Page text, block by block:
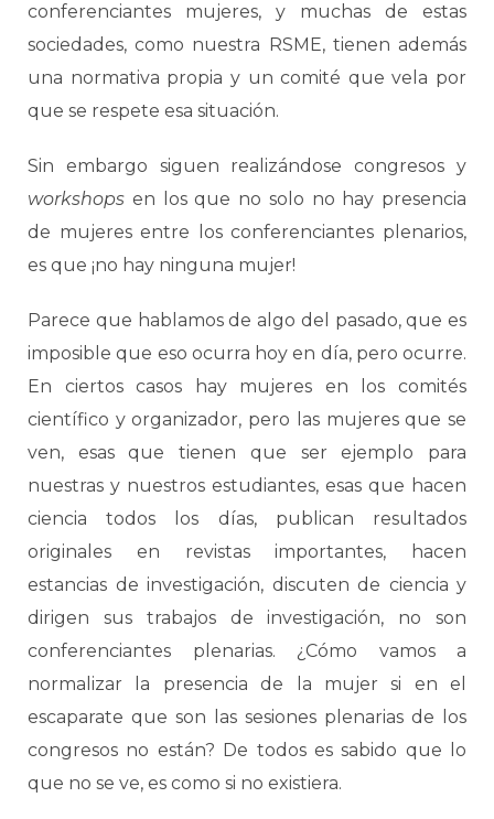
conferenciantes mujeres, y muchas de estas
sociedades, como nuestra RSME, tienen además
una normativa propia y un comité que vela por
que se respete esa situación.
Sin embargo siguen realizándose congresos y
workshops en los que no solo no hay presencia
de mujeres entre los conferenciantes plenarios,
es que ¡no hay ninguna mujer!
Parece que hablamos de algo del pasado, que es
imposible que eso ocurra hoy en día, pero ocurre.
En ciertos casos hay mujeres en los comités
científico y organizador, pero las mujeres que se
ven, esas que tienen que ser ejemplo para
nuestras y nuestros estudiantes, esas que hacen
ciencia todos los días, publican resultados
originales en revistas importantes, hacen
estancias de investigación, discuten de ciencia y
dirigen sus trabajos de investigación, no son
conferenciantes plenarias. ¿Cómo vamos a
normalizar la presencia de la mujer si en el
escaparate que son las sesiones plenarias de los
congresos no están? De todos es sabido que lo
que no se ve, es como si no existiera.